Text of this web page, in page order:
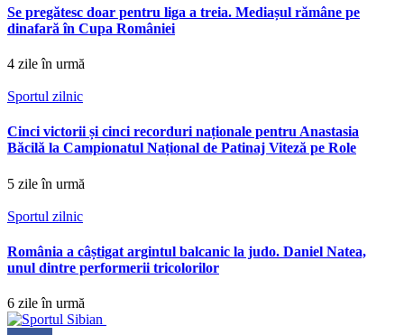
Se pregătesc doar pentru liga a treia. Mediașul rămâne pe
dinafară în Cupa României
4 zile în urmă
Sportul zilnic
Cinci victorii și cinci recorduri naționale pentru Anastasia
Băcilă la Campionatul Național de Patinaj Viteză pe Role
5 zile în urmă
Sportul zilnic
România a câștigat argintul balcanic la judo. Daniel Natea,
unul dintre performerii tricolorilor
6 zile în urmă